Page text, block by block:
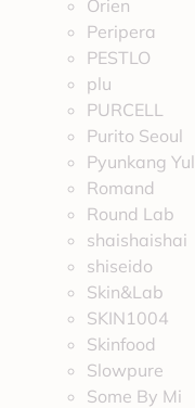
Orien
Peripera
PESTLO
plu
PURCELL
Purito Seoul
Pyunkang Yul
Romand
Round Lab
shaishaishai
shiseido
Skin&Lab
SKIN1004
Skinfood
Slowpure
Some By Mi